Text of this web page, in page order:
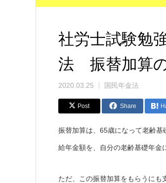
社労士試験勉
法 振替加算
2020.03.25 国民年金法
Post Share
振替加算は、65歳になって老齢
給年金額を、自分の老齢基礎年金
ただ、この振替加算をもらうにも